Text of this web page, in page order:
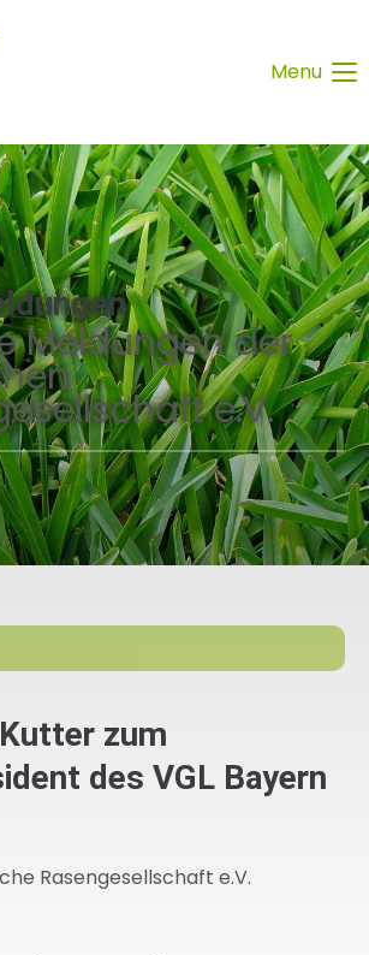
Menu
Meldungen der
e.V.
zum
des VGL Bayern
Rasengesellschaft e.V.